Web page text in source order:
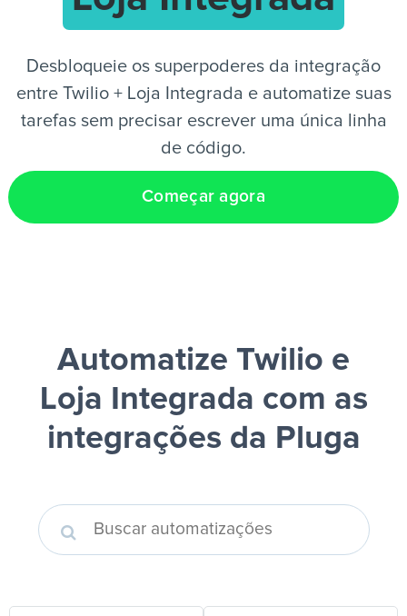
Desbloqueie os superpoderes da integração
entre Twilio + Loja Integrada e automatize suas
tarefas sem precisar escrever uma única linha
de código.
Começar agora
Automatize Twilio e
Loja Integrada com as
integrações da Pluga